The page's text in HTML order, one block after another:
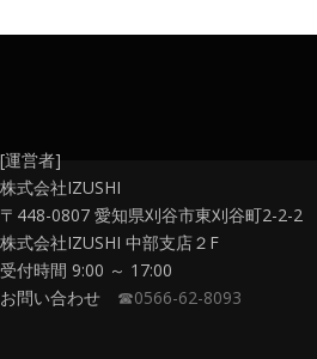
[運営者]
株式会社IZUSHI
〒448-0807 愛知県刈谷市東刈谷町2-2-2
株式会社IZUSHI 中部支店２F
受付時間 9:00 ～ 17:00
お問い合わせ ☎0566-62-8093